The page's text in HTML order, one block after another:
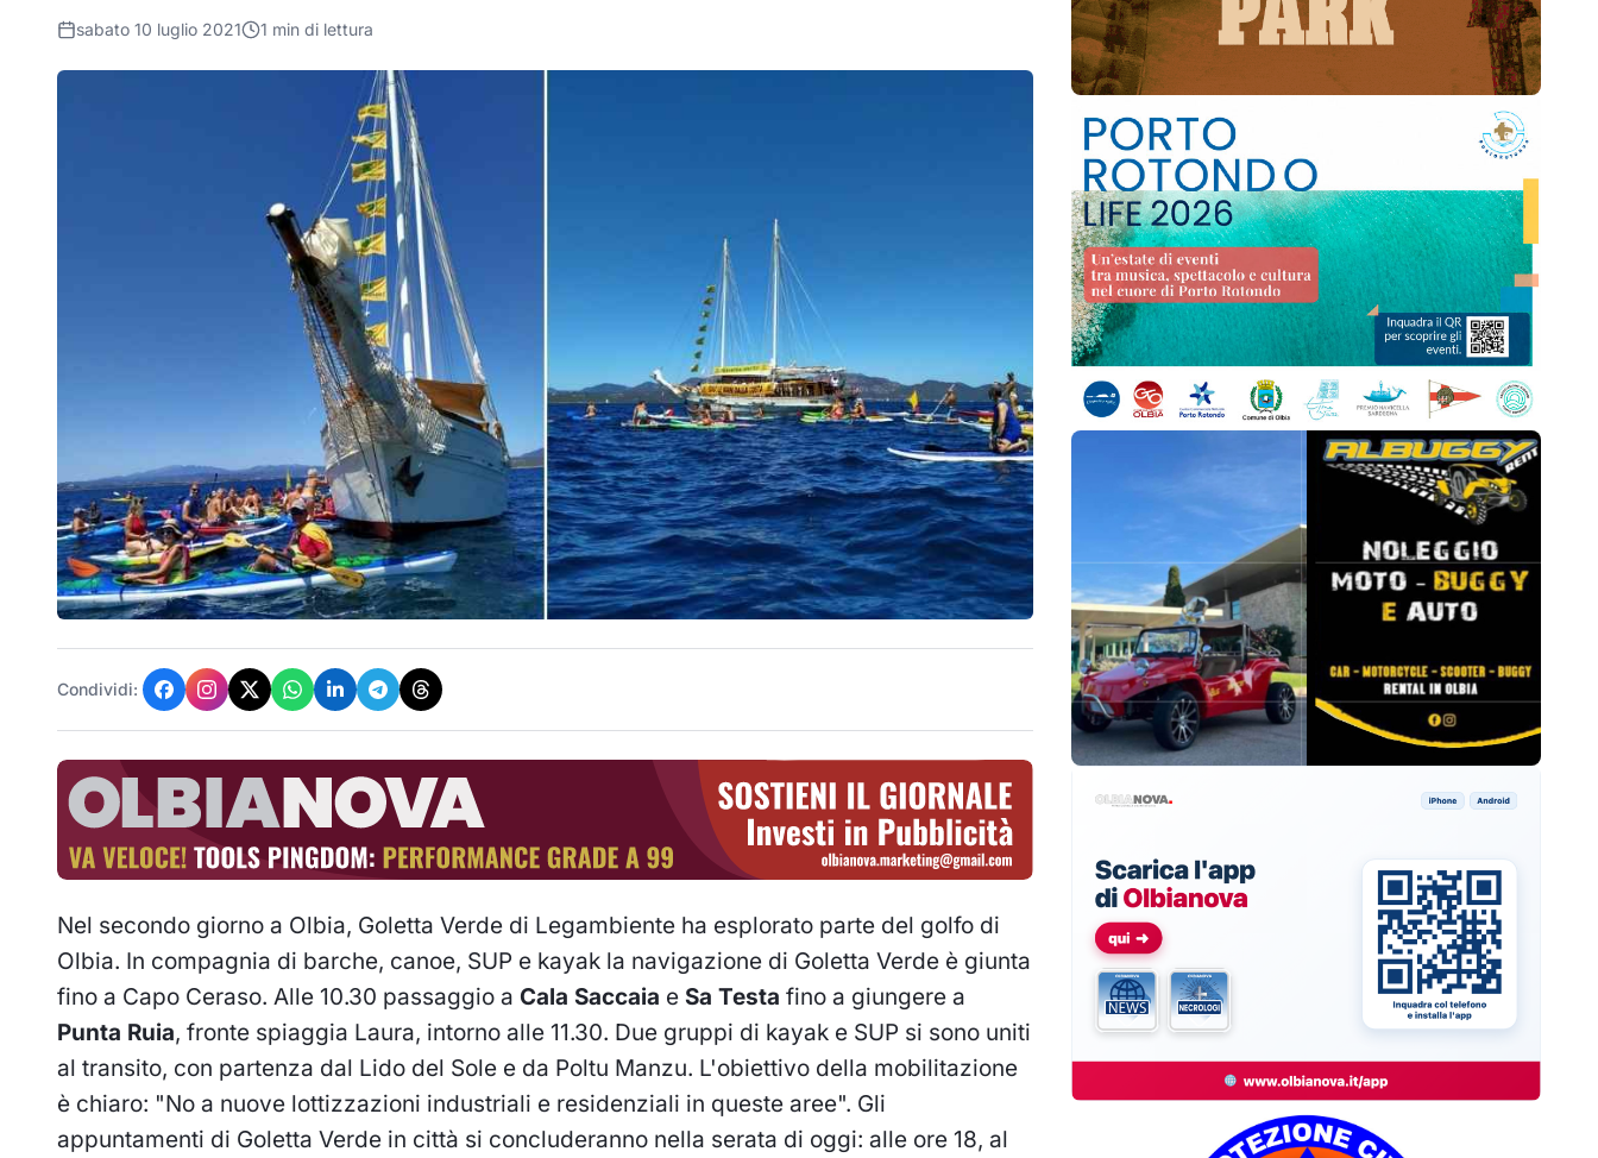
sabato 10 luglio 2021 1 min di lettura
Condividi:
Nel secondo giorno a Olbia, Goletta Verde di Legambiente ha esplorato parte del golfo di
Olbia. In compagnia di barche, canoe, SUP e kayak la navigazione di Goletta Verde è giunta
fino a Capo Ceraso. Alle 10.30 passaggio a Cala Saccaia e Sa Testa fino a giungere a
Punta Ruia, fronte spiaggia Laura, intorno alle 11.30. Due gruppi di kayak e SUP si sono uniti
al transito, con partenza dal Lido del Sole e da Poltu Manzu. L'obiettivo della mobilitazione
è chiaro: "No a nuove lottizzazioni industriali e residenziali in queste aree". Gli
appuntamenti di Goletta Verde in città si concluderanno nella serata di oggi: alle ore 18, al